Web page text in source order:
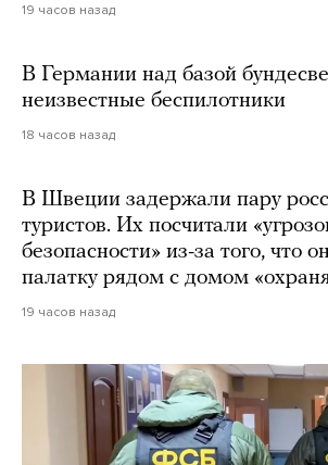
19 часов назад
В Германии над базой
неизвестные беспилотники
18 часов назад
В Швеции задержали пару
туристов. Их посчитали
безопасности» из-за того, что
палатку рядом с домом
19 часов назад